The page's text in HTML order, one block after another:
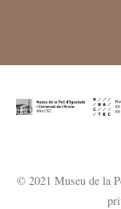
© 2021 Museu de la